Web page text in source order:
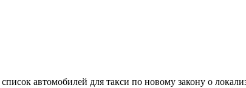
автомобилей для такси по новому закону о